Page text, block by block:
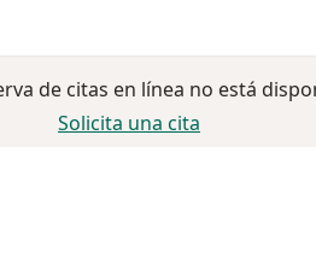
de citas en línea no está
Solicita una cita